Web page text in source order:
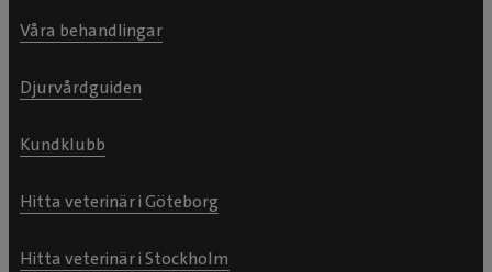
Våra behandlingar
Djurvårdguiden
Kundklubb
Hitta veterinär i Göteborg
Hitta veterinär i Stockholm